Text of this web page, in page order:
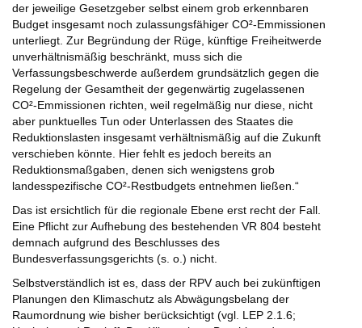
der jeweilige Gesetzgeber selbst einem grob erkennbaren
Budget insgesamt noch zulassungsfähiger CO²-Emmissionen
unterliegt. Zur Begründung der Rüge, künftige Freiheitwerde
unverhältnismäßig beschränkt, muss sich die
Verfassungsbeschwerde außerdem grundsätzlich gegen die
Regelung der Gesamtheit der gegenwärtig zugelassenen
CO²-Emmissionen richten, weil regelmäßig nur diese, nicht
aber punktuelles Tun oder Unterlassen des Staates die
Reduktionslasten insgesamt verhältnismäßig auf die Zukunft
verschieben könnte. Hier fehlt es jedoch bereits an
Reduktionsmaßgaben, denen sich wenigstens grob
landesspezifische CO²-Restbudgets entnehmen ließen.“
Das ist ersichtlich für die regionale Ebene erst recht der Fall.
Eine Pflicht zur Aufhebung des bestehenden VR 804 besteht
demnach aufgrund des Beschlusses des
Bundesverfassungsgerichts (s. o.) nicht.
Selbstverständlich ist es, dass der RPV auch bei zukünftigen
Planungen den Klimaschutz als Abwägungsbelang der
Raumordnung wie bisher berücksichtigt (vgl. LEP 2.1.6;